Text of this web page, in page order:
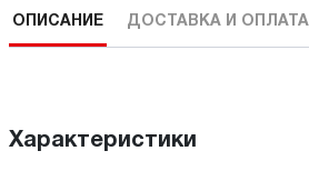
ОПИСАНИЕ ДОСТАВКА И ОПЛАТА
Характеристики